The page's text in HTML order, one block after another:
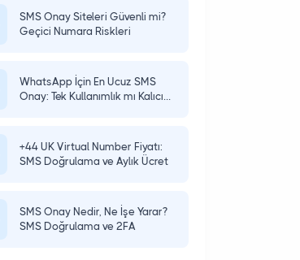
SMS Onay Siteleri Güvenli mi?
Geçici Numara Riskleri
WhatsApp İçin En Ucuz SMS
Onay: Tek Kullanımlık mı Kalıcı
+44 UK Virtual Number Fiyatı:
SMS Doğrulama ve Aylık Ücret
SMS Onay Nedir, Ne İşe Yarar?
SMS Doğrulama ve 2FA